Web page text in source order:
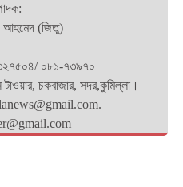
আহমেদ (জিতু)
৩২৭৫০৪/ ০৮১-৭৩৯৭০
টাওয়ার, চকবাজার, সদর,কুমিল্লা।